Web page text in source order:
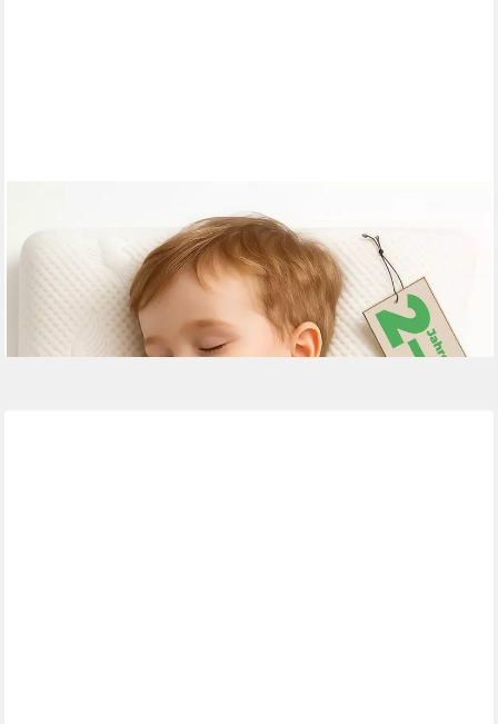
Kopfkissen Kinderkissen Memory Foam 30x50 cm ergonomisch
für Kinder 2–8+ Jahre, OEKO-TEX® Standard 100 Certificate
55,99 €
69,99 €
-20%
lieferbar - in 2-3 Werktagen bei dir